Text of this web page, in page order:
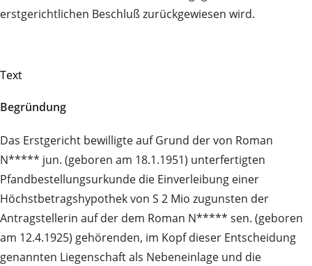
erstgerichtlichen Beschluß zurückgewiesen wird.
Text
Begründung
Das Erstgericht bewilligte auf Grund der von Roman
N***** jun. (geboren am 18.1.1951) unterfertigten
Pfandbestellungsurkunde die Einverleibung einer
Höchstbetragshypothek von S 2 Mio zugunsten der
Antragstellerin auf der dem Roman N***** sen. (geboren
am 12.4.1925) gehörenden, im Kopf dieser Entscheidung
genannten Liegenschaft als Nebeneinlage und die